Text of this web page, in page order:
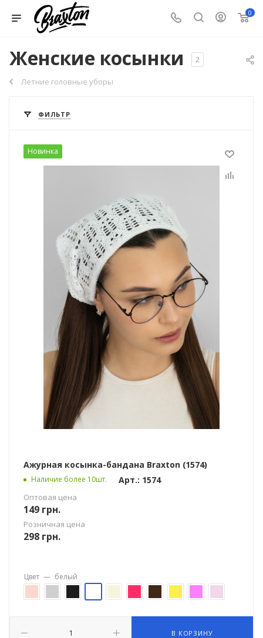
0
Женские косынки 2
Летние головные уборы
ФИЛЬТР
Новинка
Ажурная косынка-бандана Braxton (1574)
Наличие более 10шт. Арт.: 1574
Оптовая цена
149 грн.
Розничная цена
298 грн.
В КОРЗИНУ
Цвет — белый